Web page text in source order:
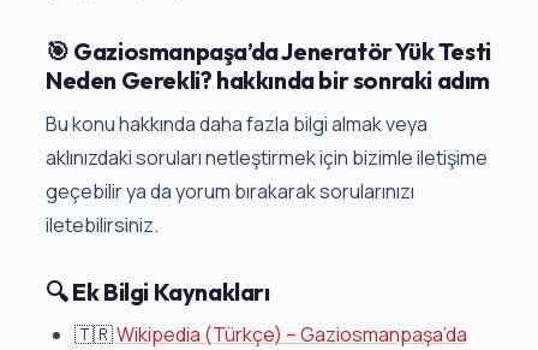
🎯 Gaziosmanpaşa’da Jeneratör Yük Testi
Neden Gerekli? hakkında bir sonraki adım
Bu konu hakkında daha fazla bilgi almak veya
aklınızdaki soruları netleştirmek için bizimle iletişime
geçebilir ya da yorum bırakarak sorularınızı
iletebilirsiniz.
🔍 Ek Bilgi Kaynakları
🇹🇷Wikipedia (Türkçe) – Gaziosmanpaşa’da